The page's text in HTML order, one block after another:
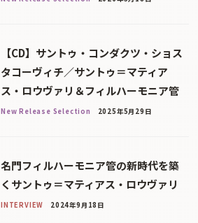
【CD】サントゥ・コンダクツ・ショス
タコーヴィチ／サントゥ＝マティア
ス・ロウヴァリ＆フィルハーモニア管
New Release Selection 2025年5月29日
名門フィルハーモニア管の新時代を築
くサントゥ＝マティアス・ロウヴァリ
INTERVIEW 2024年9月18日